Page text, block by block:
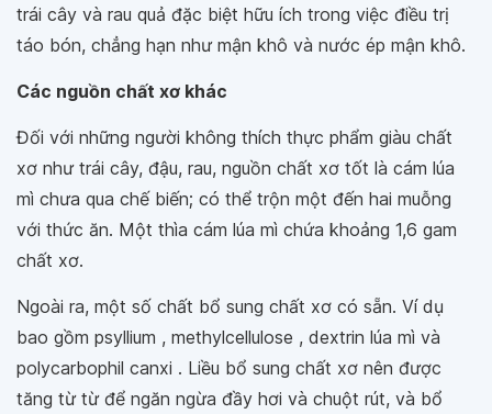
trái cây và rau quả đặc biệt hữu ích trong việc điều trị
táo bón, chẳng hạn như mận khô và nước ép mận khô.
Các nguồn chất xơ khác
Đối với những người không thích thực phẩm giàu chất
xơ như trái cây, đậu, rau, nguồn chất xơ tốt là cám lúa
mì chưa qua chế biến; có thể trộn một đến hai muỗng
với thức ăn. Một thìa cám lúa mì chứa khoảng 1,6 gam
chất xơ.
Ngoài ra, một số chất bổ sung chất xơ có sẵn. Ví dụ
bao gồm psyllium , methylcellulose , dextrin lúa mì và
polycarbophil canxi . Liều bổ sung chất xơ nên được
tăng từ từ để ngăn ngừa đầy hơi và chuột rút, và bổ